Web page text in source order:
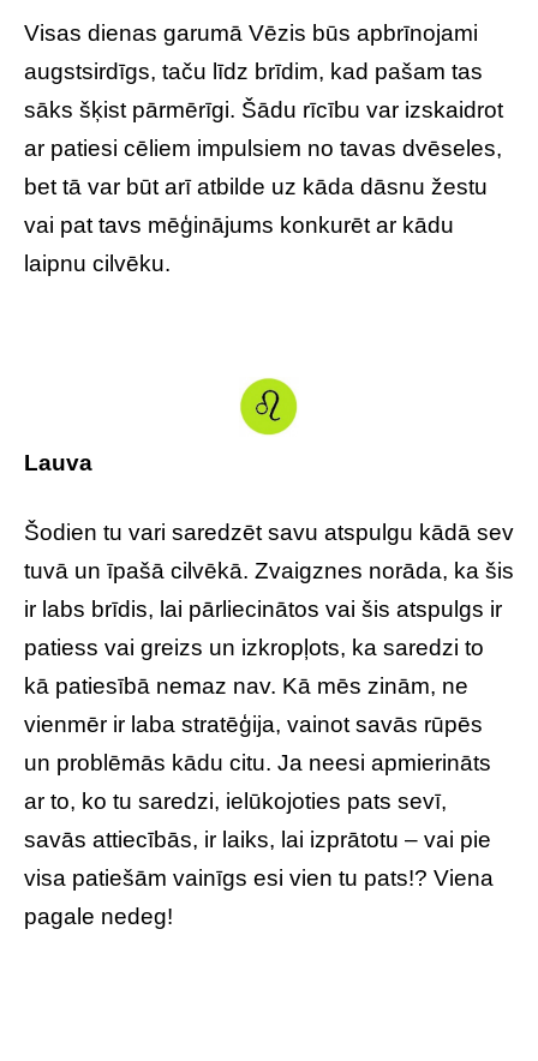
Visas dienas garumā Vēzis būs apbrīnojami
augstsirdīgs, taču līdz brīdim, kad pašam tas
sāks šķist pārmērīgi. Šādu rīcību var izskaidrot
ar patiesi cēliem impulsiem no tavas dvēseles,
bet tā var būt arī atbilde uz kāda dāsnu žestu
vai pat tavs mēģinājums konkurēt ar kādu
laipnu cilvēku.
Lauva
Šodien tu vari saredzēt savu atspulgu kādā sev
tuvā un īpašā cilvēkā. Zvaigznes norāda, ka šis
ir labs brīdis, lai pārliecinātos vai šis atspulgs ir
patiess vai greizs un izkropļots, ka saredzi to
kā patiesībā nemaz nav. Kā mēs zinām, ne
vienmēr ir laba stratēģija, vainot savās rūpēs
un problēmās kādu citu. Ja neesi apmierināts
ar to, ko tu saredzi, ielūkojoties pats sevī,
savās attiecībās, ir laiks, lai izprātotu – vai pie
visa patiešām vainīgs esi vien tu pats!? Viena
pagale nedeg!